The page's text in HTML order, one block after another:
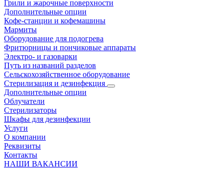
Грили и жарочные поверхности
Дополнительные опции
Кофе-станции и кофемашины
Мармиты
Оборудование для подогрева
Фритюрницы и пончиковые аппараты
Электро- и газоварки
Путь из названий разделов
Сельскохозяйственное оборудование
Стерилизация и дезинфекция
Дополнительные опции
Облучатели
Стерилизаторы
Шкафы для дезинфекции
Услуги
О компании
Реквизиты
Контакты
НАШИ ВАКАНСИИ